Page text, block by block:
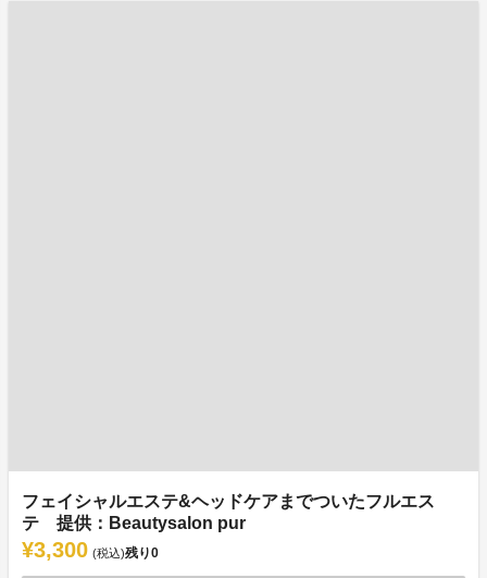
フェイシャルエステ&ヘッドケアまでついたフルエス
テ 提供：Beautysalon pur
¥3,300 (税込)残り0